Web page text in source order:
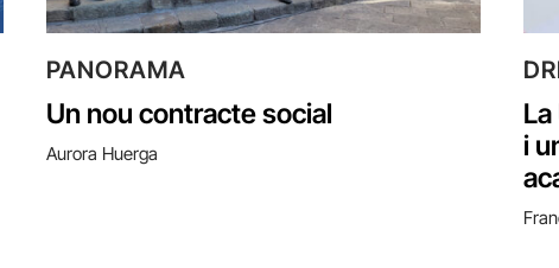
PANORAMA
Un nou contracte social
Aurora Huerga
i